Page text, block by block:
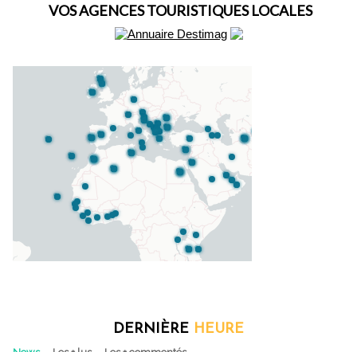
VOS AGENCES TOURISTIQUES LOCALES
DERNIÈRE HEURE